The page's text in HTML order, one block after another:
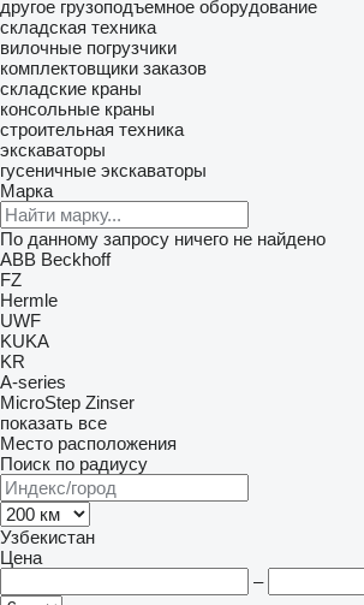
другое грузоподъемное оборудование
складская техника
вилочные погрузчики
комплектовщики заказов
складские краны
консольные краны
строительная техника
экскаваторы
гусеничные экскаваторы
Марка
По данному запросу ничего не найдено
ABB Beckhoff
FZ
Hermle
UWF
KUKA
KR
A-series
MicroStep Zinser
показать все
Место расположения
Поиск по радиусу
Узбекистан
Цена
–